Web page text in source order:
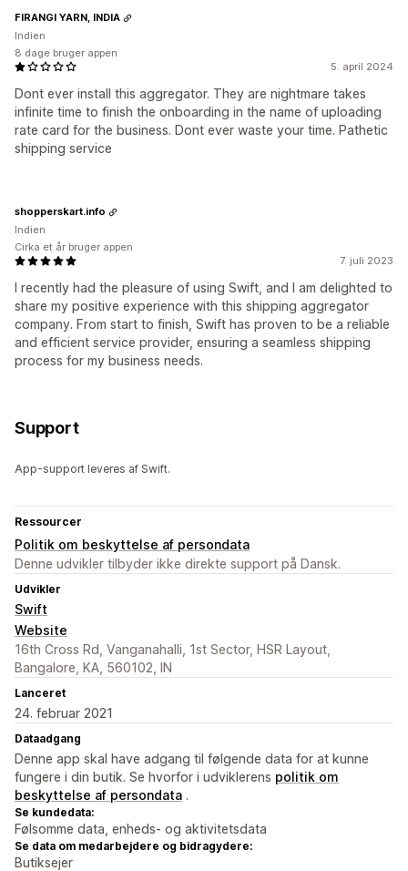
5. april 2024
Dont ever install this aggregator. They are nightmare takes
infinite time to finish the onboarding in the name of uploading
rate card for the business. Dont ever waste your time. Pathetic
shipping service
FIRANGI YARN, INDIA
Indien
8 dage bruger appen
7. juli 2023
I recently had the pleasure of using Swift, and I am delighted to
share my positive experience with this shipping aggregator
company. From start to finish, Swift has proven to be a reliable
and efficient service provider, ensuring a seamless shipping
process for my business needs.
shopperskart.info
Indien
Cirka et år bruger appen
Support
App-support leveres af Swift.
Ressourcer
Politik om beskyttelse af persondata
Denne udvikler tilbyder ikke direkte support på Dansk.
Udvikler
Swift
Website
16th Cross Rd, Vanganahalli, 1st Sector, HSR Layout,
Bangalore, KA, 560102, IN
Lanceret
24. februar 2021
Dataadgang
Denne app skal have adgang til følgende data for at kunne
fungere i din butik. Se hvorfor i udviklerens politik om
beskyttelse af persondata .
Se kundedata:
Følsomme data, enheds- og aktivitetsdata
Se data om medarbejdere og bidragydere:
Butiksejer